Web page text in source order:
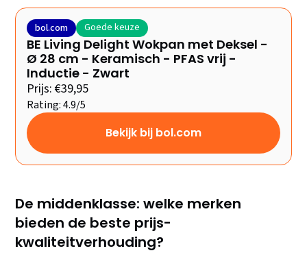
bol.com Goede keuze
BE Living Delight Wokpan met Deksel -
Ø 28 cm - Keramisch - PFAS vrij -
Inductie - Zwart
Prijs: €39,95
Rating: 4.9/5
Bekijk bij bol.com
De middenklasse: welke merken
bieden de beste prijs-
kwaliteitverhouding?